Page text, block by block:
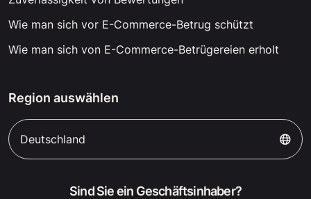
Wie man sich vor E-Commerce-Betrug schützt
Wie man sich von E-Commerce-Betrügereien erholt
Region auswählen
Deutschland
Sind Sie ein Geschäftsinhaber?